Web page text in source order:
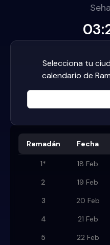
Selecciona tu
calendario de
Ramadán Fecha
1* 18 Feb
2
19 Feb
3
20 Feb
4
21 Feb
5
22 Feb